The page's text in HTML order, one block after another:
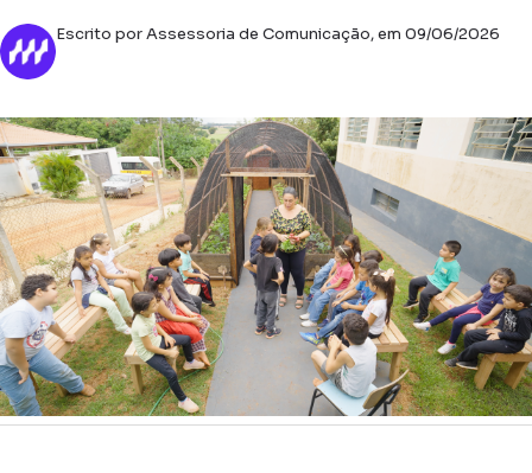
Escrito por Assessoria de Comunicação, em 09/06/2026